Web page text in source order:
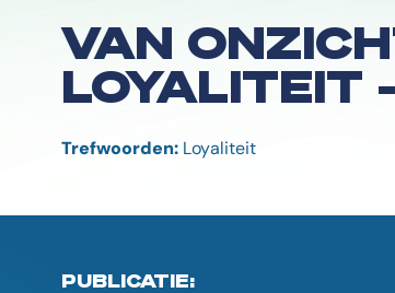
VAN
LOYALITEIT
Trefwoorden: Loyaliteit
PUBLICATIE: